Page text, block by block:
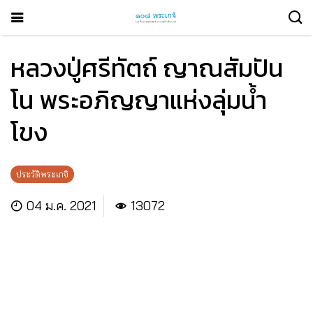
หลวงปู่ศรีทัตถ์ ญาณสัมปัน
โน พระอภิญญาแห่งลุ่มน้ำ
โขง
ประวัติพระเกจิ
04 ม.ค. 2021 13072